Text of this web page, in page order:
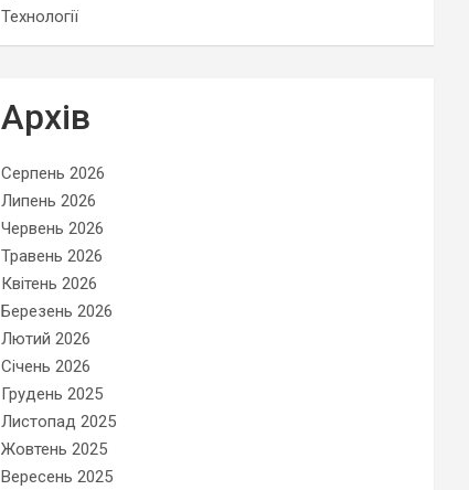
Технології
Архів
Серпень 2026
Липень 2026
Червень 2026
Травень 2026
Квітень 2026
Березень 2026
Лютий 2026
Січень 2026
Грудень 2025
Листопад 2025
Жовтень 2025
Вересень 2025